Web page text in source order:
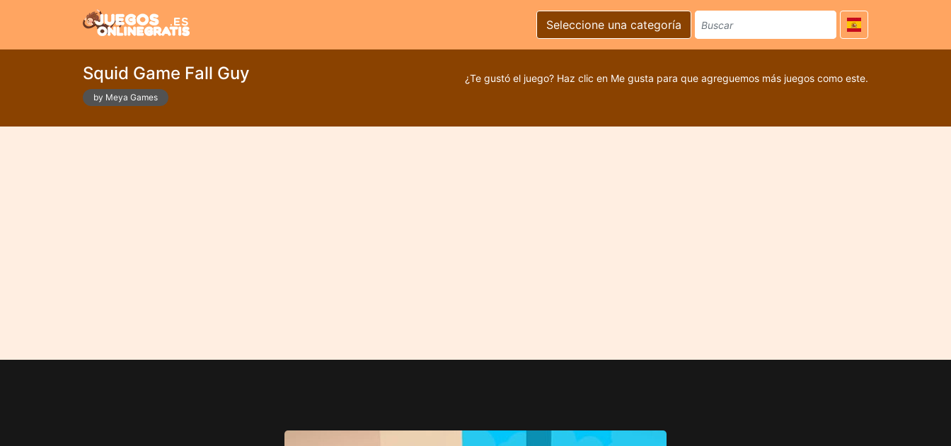
Seleccione una categoría
Squid Game Fall Guy
by Meya Games
¿Te gustó el juego? Haz clic en Me gusta para que agreguemos más juegos como este.